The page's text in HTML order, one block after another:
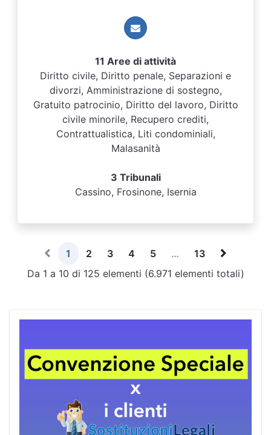
11 Aree di attività
Diritto civile, Diritto penale, Separazioni e
divorzi, Amministrazione di sostegno,
Gratuito patrocinio, Diritto del lavoro, Diritto
civile minorile, Recupero crediti,
Contrattualistica, Liti condominiali,
Malasanità
3 Tribunali
Cassino, Frosinone, Isernia
1 2 3 4 5 …
13
Da 1 a 10 di 125 elementi (6.971 elementi totali)